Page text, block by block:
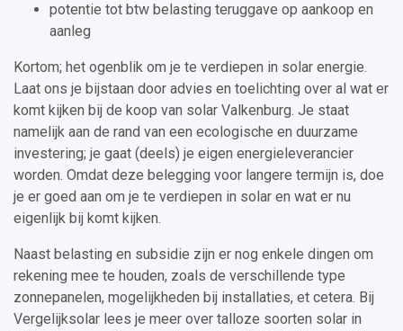
potentie tot btw belasting teruggave op aankoop en
aanleg
Kortom; het ogenblik om je te verdiepen in solar energie.
Laat ons je bijstaan door advies en toelichting over al wat er
komt kijken bij de koop van solar Valkenburg. Je staat
namelijk aan de rand van een ecologische en duurzame
investering; je gaat (deels) je eigen energieleverancier
worden. Omdat deze belegging voor langere termijn is, doe
je er goed aan om je te verdiepen in solar en wat er nu
eigenlijk bij komt kijken.
Naast belasting en subsidie zijn er nog enkele dingen om
rekening mee te houden, zoals de verschillende type
zonnepanelen, mogelijkheden bij installaties, et cetera. Bij
Vergelijksolar lees je meer over talloze soorten solar in